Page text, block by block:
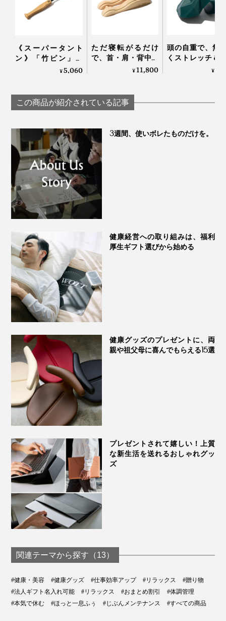
《スーパータント
ン》「竹ピン」と
「しなり」で、心地
ンエア｜スーパータ
ントン
¥5,060
ただ寝転がるだけ
で、首・肩・背中・
腰のガチガチ筋肉が
圧らくだ
¥11,800
頭の自重で、無
くストレッチ＆
できる「コリ
¥
この商品が紹介されている記事
3週間、使いボレたものだけを。
健康経営への取り組みは、福利
厚生ギフト選びから始める
健康グッズのプレゼントに、両
親や祖父母に喜んでもらえる15選
プレゼントされて嬉しい！上質
な新生活を送れるおしゃれグッ
ズ
関連テーマから探す（13）
#健康・美容 #健康グッズ #仕事効率アップ #リラックス
#贈り物
#法人ギフト名入れ可能
#リラックス #おまとめ割引
#体調管理
#本気で休む
#ほっと一息ふぅ #じぶんメンテナンス #すべての商品